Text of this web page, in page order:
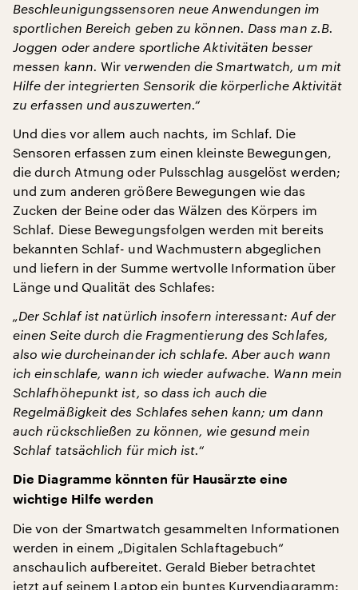
Beschleunigungssensoren neue Anwendungen im
sportlichen Bereich geben zu können. Dass man z.B.
Joggen oder andere sportliche Aktivitäten besser
messen kann.Wir verwenden die Smartwatch, um mit
Hilfe der integrierten Sensorik die körperliche Aktivität
zu erfassen und auszuwerten.“
Und dies vor allem auch nachts, im Schlaf. Die
Sensoren erfassen zum einen kleinste Bewegungen,
die durch Atmung oder Pulsschlag ausgelöst werden;
und zum anderen größere Bewegungen wie das
Zucken der Beine oder das Wälzen des Körpers im
Schlaf. Diese Bewegungsfolgen werden mit bereits
bekannten Schlaf- und Wachmustern abgeglichen
und liefern in der Summe wertvolle Information über
Länge und Qualität des Schlafes:
„Der Schlaf ist natürlich insofern interessant: Auf der
einen Seite durch die Fragmentierung des Schlafes,
also wie durcheinander ich schlafe. Aber auch wann
ich einschlafe, wann ich wieder aufwache. Wann mein
Schlafhöhepunkt ist, so dass ich auch die
Regelmäßigkeit des Schlafes sehen kann; um dann
auch rückschließen zu können, wie gesund mein
Schlaf tatsächlich für mich ist.“
Die Diagramme könnten für Hausärzte eine
wichtige Hilfe werden
Die von der Smartwatch gesammelten Informationen
werden in einem „Digitalen Schlaftagebuch“
anschaulich aufbereitet. Gerald Bieber betrachtet
jetzt auf seinem Laptop ein buntes Kurvendiagramm: